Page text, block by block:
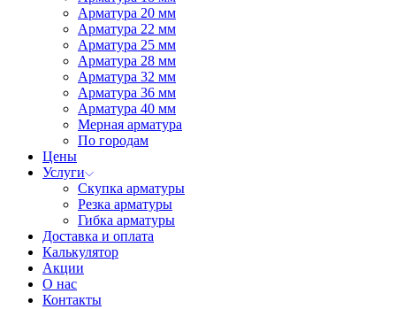
Арматура 20 мм
Арматура 22 мм
Арматура 25 мм
Арматура 28 мм
Арматура 32 мм
Арматура 36 мм
Арматура 40 мм
Мерная арматура
По городам
Цены
Услуги
Скупка арматуры
Резка арматуры
Гибка арматуры
Доставка и оплата
Калькулятор
Акции
О нас
Контакты